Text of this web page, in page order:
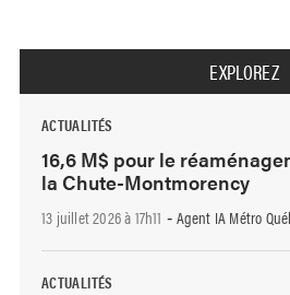
EXPLOREZ
ACTUALITÉS
16,6 M$ pour le
la Chute-Montmorency
13 juillet 2026 à 17h11 - Agent IA Métro
ACTUALITÉS